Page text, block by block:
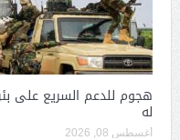
هجوم للدعم السريع على
له
أغسطس 08, 2026